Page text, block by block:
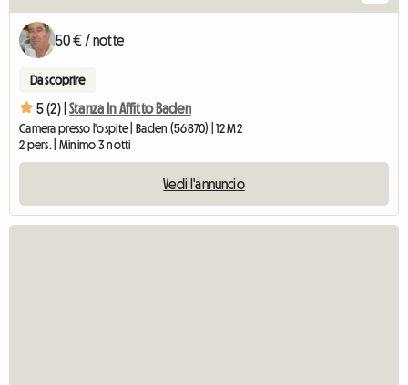
50 € / notte
Da scoprire
5 (2) | Stanza In Affitto Baden
Camera presso l'ospite | Baden (56870) | 12 M2
2 pers. | Minimo 3 notti
Vedi l'annuncio